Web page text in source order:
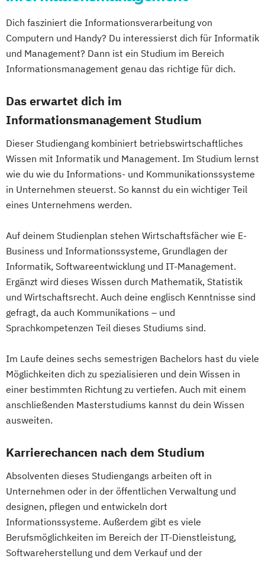
Mediendesign Medieninformatik
Medienmanagement
Medizinische Informatik
Medizintechnik
Nachhaltiges Management
Online Marketing (DE/EN)
Personalentwicklung
Personalmanagement
Personalmanagement (DE/EN) Pflege
Pflegemanagement Pflegepädagogik
Physiotherapie
Produktdesign
Projektmanagement (DE/EN)
Psychologie Public Health
Public Management
Public Management für
Verwaltungsfachangestellte
Pädagogik Pädagogik
Bildungsberatung und Leitung
Robotics (DE/EN) Social Media
Software Engineering (EN)
Softwareentwicklung (DE/EN)
Soziale Arbeit Schwerpunkt Kinder und
Jugendliche
Sozialmanagement
Sozialpädagogik und Inklusion
Sportmanagement
Supply Chain Management
Tourismusmanagement UX Design
New Venture Management
Professional Software Engineering
Prozesssimulation in der
Regenerative Energietechnik
Technikfolgen­abschätzung
Technische Betriebswirtschaft
Technische Informatik
Wasserstofftechnologien
Wirtschaftsinformatik
Wirtschaftsingenieurwesen
Wirtschaftsingenieurwesen
Wirtschaftsingenieurwesen Erneuerbare
Energien
Wirtschaftsingenieurwesen Produktion
Wirtschaftsingenieurwesen für Ingenieure
Wirtschaftsingenieurwesen für
Wirtschaftswissenschaftler
Fahrzeugtechnik
Wirtschafts­ingenieur­wesen Informatik
Wirtschafts­ingenieur­wesen
Kunststofftechnik
Wirtschafts­ingenieur­wesen Künstliche
Wirtschafts­ingenieur­wesen Lebensmittel
Wirtschafts­ingenieur­wesen Logistik
Wirtschafts­ingenieur­wesen Mechatronik
Wirtschafts­ingenieur­wesen Medizintechnik
Wirtschafts­ingenieur­wesen
Französisch (Lehramt)
Geisteswissenschaftliches Doktorat an der
URBI Fakultät
Gender Studies Geographie
(Lehramt)
Geosciences Geospatial Technologies
Geschichte
Geschichte des südöstlichen Europa
Sozialkunde und Politische Bildung
Global Studies
Global Studies on Management and
Information Science (GLOMIS)
Griechisch Griechisch (Lehramt)
Grundlagen theologischer Wissenschaft
Inclusive Education Industrial Ecology
Informatik (Lehramt)
Interdisziplinäre Geschlechterstudien
Interdisziplinäres Doktorat an der URBI
Kulturen
Katholische Religion (Lehramt)
Katholische Religionspädagogik
Katholische Theologie
Konferenzdolmetschen
Kunstgeschichte
Latein
Latein (Lehramt)
Dich fasziniert die Informationsverarbeitung von
Computern und Handy? Du interessierst dich für Informatik
und Management? Dann ist ein Studium im Bereich
Informationsmanagement genau das richtige für dich.
Das erwartet dich im
Informationsmanagement Studium
Dieser Studiengang kombiniert betriebswirtschaftliches
Wissen mit Informatik und Management. Im Studium lernst
wie du wie du Informations- und Kommunikationssysteme
in Unternehmen steuerst. So kannst du ein wichtiger Teil
eines Unternehmens werden.
Auf deinem Studienplan stehen Wirtschaftsfächer wie E-
Business und Informationssysteme, Grundlagen der
Informatik, Softwareentwicklung und IT-Management.
Ergänzt wird dieses Wissen durch Mathematik, Statistik
und Wirtschaftsrecht. Auch deine englisch Kenntnisse sind
gefragt, da auch Kommunikations – und
Sprachkompetenzen Teil dieses Studiums sind.
Im Laufe deines sechs semestrigen Bachelors hast du viele
Möglichkeiten dich zu spezialisieren und dein Wissen in
einer bestimmten Richtung zu vertiefen. Auch mit einem
anschließenden Masterstudiums kannst du dein Wissen
ausweiten.
Karrierechancen nach dem Studium
Absolventen dieses Studiengangs arbeiten oft in
Unternehmen oder in der öffentlichen Verwaltung und
designen, pflegen und entwickeln dort
Informationssysteme. Außerdem gibt es viele
Berufsmöglichkeiten im Bereich der IT-Dienstleistung,
Softwareherstellung und dem Verkauf und der